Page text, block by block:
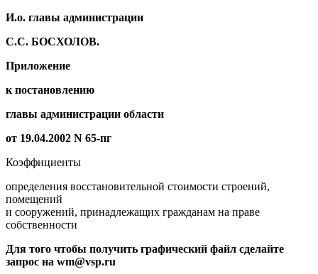
И.о. главы администрации
С.С. БОСХОЛОВ.
Приложение
к постановлению
главы администрации области
от 19.04.2002 N 65-пг
Коэффициенты
определения восстановительной стоимости строений,
помещений
и сооружений, принадлежащих гражданам на праве
собственности
Для того чтобы получить графический файл сделайте
запрос на wm@vsp.ru